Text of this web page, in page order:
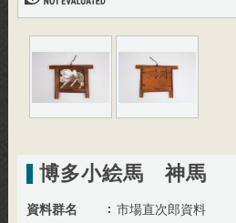
博多小絵馬 神馬
資料群名 市場直次郎資料